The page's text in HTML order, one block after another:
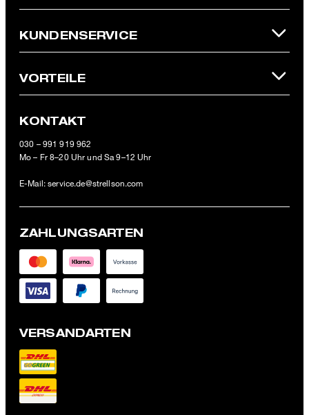
* Pflichtfeld
**Der 10 € Gutschein ist einmalig ab einem Mindestbestellwert von
100 € (Wert nach Abzug von Retouren/Warenrückgaben) im
KUNDENSERVICE
VORTEILE
KONTAKT
030 – 991 919 962
Mo – Fr 8–20 Uhr und Sa 9–12 Uhr
E-Mail:service.de@strellson.com
ZAHLUNGSARTEN
VERSANDARTEN